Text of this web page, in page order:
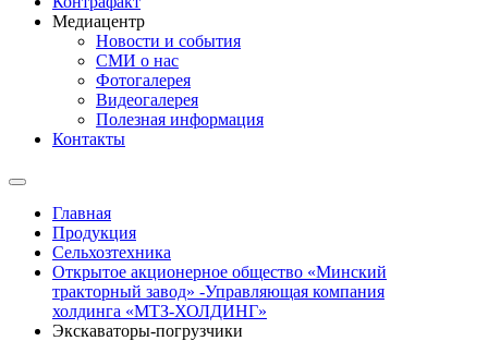
Медиацентр
Новости и события
СМИ о нас
Фотогалерея
Видеогалерея
Полезная информация
Контакты
Главная
Продукция
Сельхозтехника
Открытое акционерное общество «Минский
тракторный завод» -Управляющая компания
холдинга «МТЗ-ХОЛДИНГ»
Экскаваторы-погрузчики